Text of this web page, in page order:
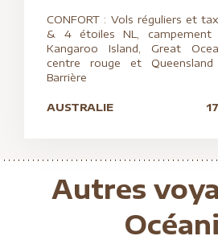
CONFORT : Vols réguliers et
& 4 étoiles NL, campement
Kangaroo Island, Great
centre rouge et
Barrière
AUSTRALIE
Autres